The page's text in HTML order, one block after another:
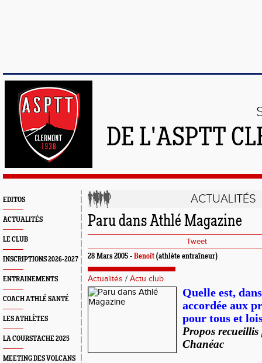
DE L'ASPTT
EDITOS
ACTUALITÉS
LE CLUB
INSCRIPTIONS 2026-2027
ENTRAINEMENTS
COACH ATHLÉ SANTÉ
LES ATHLÈTES
LA COURSTACHE 2025
MEETING DES VOLCANS
ACTUALITÉS
Paru dans Athlé Magazine
Tweet
28 Mars 2005 - Benoît (athlète entraîneur)
Actualités / Actu club
Quelle est,
accordée aux
pour tous et
Propos recueillis
Chanéac